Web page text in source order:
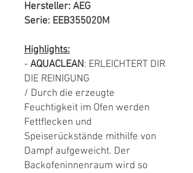
Hersteller: AEG
Serie: EEB355020M
Highlights:
- AQUACLEAN: ERLEICHTERT DIR
DIE REINIGUNG
/ Durch die erzeugte
Feuchtigkeit im Ofen werden
Fettflecken und
Speiserückstände mithilfe von
Dampf aufgeweicht. Der
Backofeninnenraum wird so